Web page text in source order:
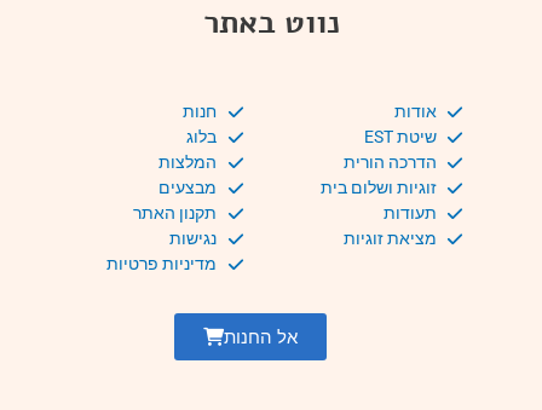
נווט באתר
אודות
שיטת EST
הדרכה הורית
זוגיות ושלום בית
תעודות
מציאת זוגיות
חנות
בלוג
המלצות
מבצעים
תקנון האתר
נגישות
מדיניות פרטיות
אל החנות